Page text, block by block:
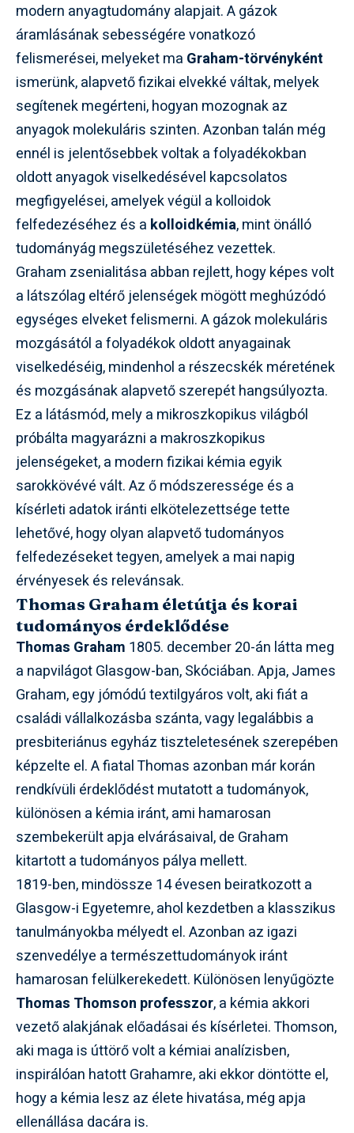
modern anyagtudomány alapjait. A gázok
áramlásának sebességére vonatkozó
felismerései, melyeket ma Graham-törvényként
ismerünk, alapvető fizikai elvekké váltak, melyek
segítenek megérteni, hogyan mozognak az
anyagok molekuláris szinten. Azonban talán még
ennél is jelentősebbek voltak a folyadékokban
oldott anyagok viselkedésével kapcsolatos
megfigyelései, amelyek végül a kolloidok
felfedezéséhez és a kolloidkémia, mint önálló
tudományág megszületéséhez vezettek.
Graham zsenialitása abban rejlett, hogy képes volt
a látszólag eltérő jelenségek mögött meghúzódó
egységes elveket felismerni. A gázok molekuláris
mozgásától a folyadékok oldott anyagainak
viselkedéséig, mindenhol a részecskék méretének
és mozgásának alapvető szerepét hangsúlyozta.
Ez a látásmód, mely a mikroszkopikus világból
próbálta magyarázni a makroszkopikus
jelenségeket, a modern fizikai kémia egyik
sarokkövévé vált. Az ő módszeressége és a
kísérleti adatok iránti elkötelezettsége tette
lehetővé, hogy olyan alapvető tudományos
felfedezéseket tegyen, amelyek a mai napig
érvényesek és relevánsak.
Thomas Graham életútja és korai
tudományos érdeklődése
Thomas Graham 1805. december 20-án látta meg
a napvilágot Glasgow-ban, Skóciában. Apja, James
Graham, egy jómódú textilgyáros volt, aki fiát a
családi vállalkozásba szánta, vagy legalábbis a
presbiteriánus egyház tiszteletesének szerepében
képzelte el. A fiatal Thomas azonban már korán
rendkívüli érdeklődést mutatott a tudományok,
különösen a kémia iránt, ami hamarosan
szembekerült apja elvárásaival, de Graham
kitartott a tudományos pálya mellett.
1819-ben, mindössze 14 évesen beiratkozott a
Glasgow-i Egyetemre, ahol kezdetben a klasszikus
tanulmányokba mélyedt el. Azonban az igazi
szenvedélye a természettudományok iránt
hamarosan felülkerekedett. Különösen lenyűgözte
Thomas Thomson professzor, a kémia akkori
vezető alakjának előadásai és kísérletei. Thomson,
aki maga is úttörő volt a kémiai analízisben,
inspirálóan hatott Grahamre, aki ekkor döntötte el,
hogy a kémia lesz az élete hivatása, még apja
ellenállása dacára is.